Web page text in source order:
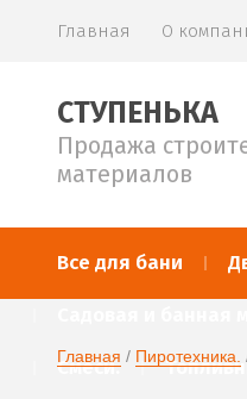
Главная О
СТУПЕНЬКА
Продажа
материалов
Все для бани
Смеси.
Главная / Пиротехника.